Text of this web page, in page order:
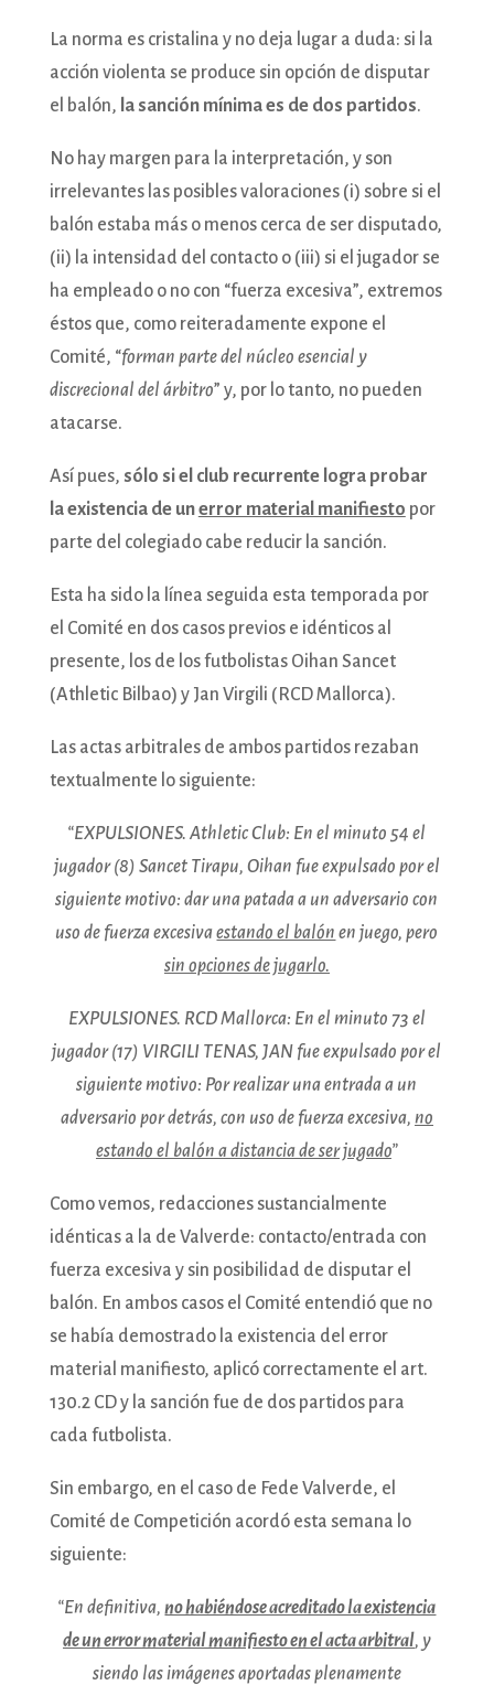
La norma es cristalina y no deja lugar a duda: si la
acción violenta se produce sin opción de disputar
el balón, la sanción mínima es de dos partidos.
No hay margen para la interpretación, y son
irrelevantes las posibles valoraciones (i) sobre si el
balón estaba más o menos cerca de ser disputado,
(ii) la intensidad del contacto o (iii) si el jugador se
ha empleado o no con “fuerza excesiva”, extremos
éstos que, como reiteradamente expone el
Comité, “forman parte del núcleo esencial y
discrecional del árbitro” y, por lo tanto, no pueden
atacarse.
Así pues, sólo si el club recurrente logra probar
la existencia de unerror material manifiesto por
parte del colegiado cabe reducir la sanción.
Esta ha sido la línea seguida esta temporada por
el Comité en dos casos previos e idénticos al
presente, los de los futbolistas Oihan Sancet
(Athletic Bilbao) y Jan Virgili (RCD Mallorca).
Las actas arbitrales de ambos partidos rezaban
textualmente lo siguiente:
“EXPULSIONES. Athletic Club: En el minuto 54 el
jugador (8) Sancet Tirapu, Oihan fue expulsado por el
siguiente motivo: dar una patada a un adversario con
uso de fuerza excesivaestando el balón en juego, pero
sin opciones de jugarlo.
EXPULSIONES. RCD Mallorca: En el minuto 73 el
jugador (17) VIRGILI TENAS, JAN fue expulsado por el
siguiente motivo: Por realizar una entrada a un
adversario por detrás, con uso de fuerza excesiva, no
estando el balón a distancia de ser jugado”
Como vemos, redacciones sustancialmente
idénticas a la de Valverde: contacto/entrada con
fuerza excesiva y sin posibilidad de disputar el
balón. En ambos casos el Comité entendió que no
se había demostrado la existencia del error
material manifiesto, aplicó correctamente el art.
130.2 CD y la sanción fue de dos partidos para
cada futbolista.
Sin embargo, en el caso de Fede Valverde, el
Comité de Competición acordó esta semana lo
siguiente:
“En definitiva,no habiéndose acreditado la existencia
de un error material manifiesto en el acta arbitral, y
siendo las imágenes aportadas plenamente